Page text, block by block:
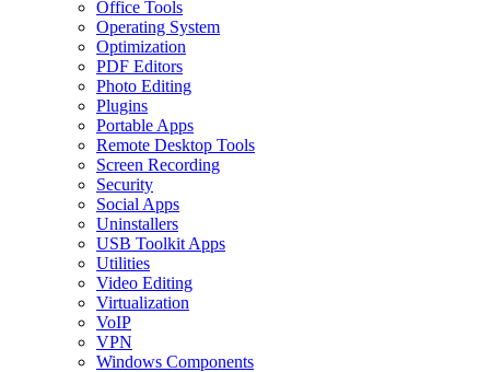
Office Tools
Operating System
Optimization
PDF Editors
Photo Editing
Plugins
Portable Apps
Remote Desktop Tools
Screen Recording
Security
Social Apps
Uninstallers
USB Toolkit Apps
Utilities
Video Editing
Virtualization
VoIP
VPN
Windows Components